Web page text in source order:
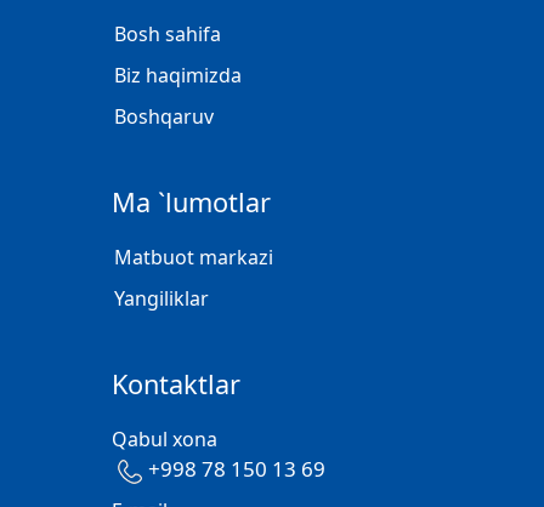
Bosh sahifa
Biz haqimizda
Boshqaruv
Ma `lumotlar
Matbuot markazi
Yangiliklar
Kontaktlar
Qabul xona
+998 78 150 13 69